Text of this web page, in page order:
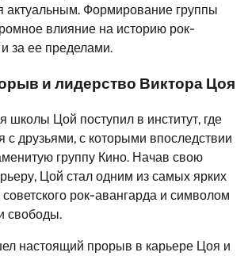
актуальным. Формирование группы
влияние на историю рок-
за ее пределами.
и лидерство Виктора Цоя
школы Цой поступил в институт, где
с друзьями, с которыми впоследствии
группу Кино. Начав свою
Цой стал одним из самых ярких
рок-авангарда и символом
свободы.
настоящий прорыв в карьере Цоя и